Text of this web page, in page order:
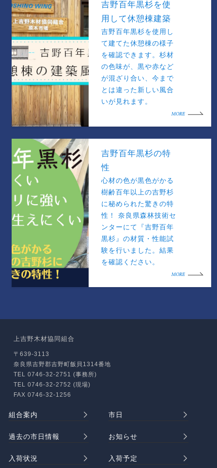
吉野百年黒杉を使
用して休憩棟建築
吉野百年黒杉を使用し
て建てた休憩棟の様子
を確認できます。杉材
の色味が、黒や赤など
が混ざり合い、今まで
とは違った新しい風合
いが見れます。
MORE
吉野百年黒杉の特
性
心材の色が黒色がかる
樹齢百年以上の吉野杉
に秘められた驚きの特
性！ 奈良県森林技術セ
ンターにて『吉野百年
黒杉』の材質・性能試
験を行いました。結果
を確認ください。
MORE
上吉野木材協同組合
〒639-3113
奈良県吉野郡吉野町飯貝1314番地
TEL 0746-32-2751 (事務所)
TEL 0746-32-2752 (現場)
FAX 0746-32-1256
組合案内 市日
過去の市日情報 お知らせ
入荷状況 入荷予定